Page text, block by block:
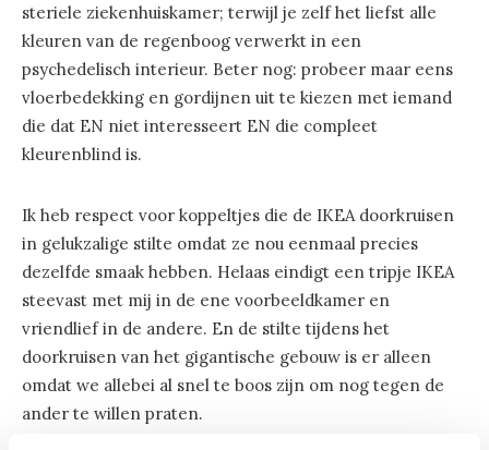
steriele ziekenhuiskamer; terwijl je zelf het liefst alle
kleuren van de regenboog verwerkt in een
psychedelisch interieur. Beter nog: probeer maar eens
vloerbedekking en gordijnen uit te kiezen met iemand
die dat EN niet interesseert EN die compleet
kleurenblind is.
Ik heb respect voor koppeltjes die de IKEA doorkruisen
in gelukzalige stilte omdat ze nou eenmaal precies
dezelfde smaak hebben. Helaas eindigt een tripje IKEA
steevast met mij in de ene voorbeeldkamer en
vriendlief in de andere. En de stilte tijdens het
doorkruisen van het gigantische gebouw is er alleen
omdat we allebei al snel te boos zijn om nog tegen de
ander te willen praten.